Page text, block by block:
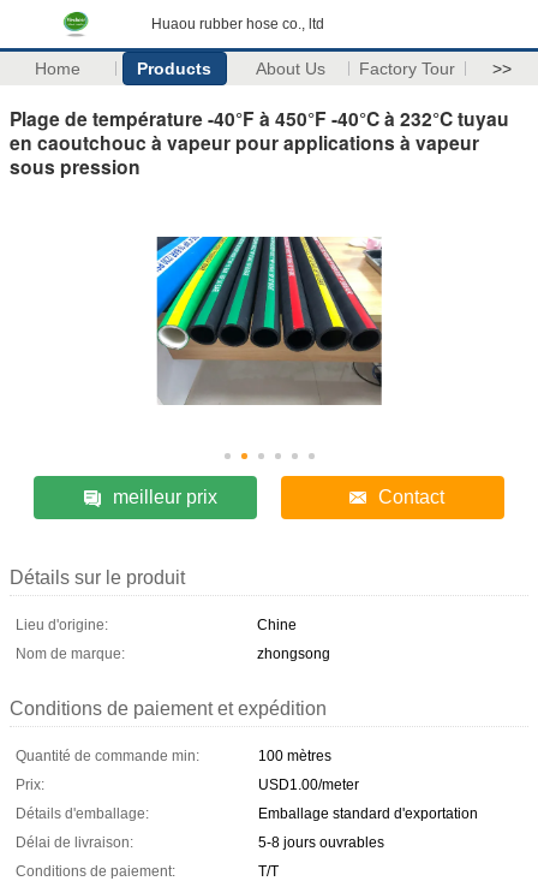
Huaou rubber hose co., ltd
Home Products About Us Factory Tour >>
Plage de température -40°F à 450°F -40°C à 232°C tuyau
en caoutchouc à vapeur pour applications à vapeur
sous pression
meilleur prix Contact
Détails sur le produit
Lieu d'origine:
Chine
Nom de marque:
zhongsong
Conditions de paiement et expédition
Quantité de commande min:
100 mètres
Prix:
USD1.00/meter
Détails d'emballage:
Emballage standard d'exportation
Délai de livraison:
5-8 jours ouvrables
Conditions de paiement:
T/T